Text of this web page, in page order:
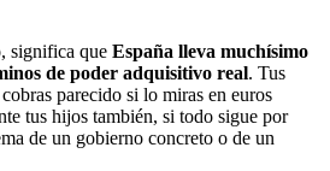
significa que España lleva muchísimo
de poder adquisitivo real. Tus
parecido si lo miras en euros
tus hijos también, si todo sigue por
de un gobierno concreto o de un